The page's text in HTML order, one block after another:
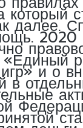
который
далее.
и о
в